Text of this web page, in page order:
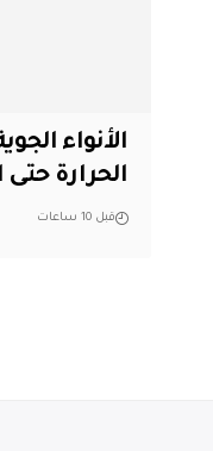
الأنواء
الحرارة
قبل 10 ساعات